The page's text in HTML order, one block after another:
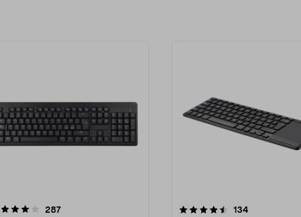
287anmeldelser
4.5 av 5 stjerner 134anmeldelser
4.5 av 5 stjerner